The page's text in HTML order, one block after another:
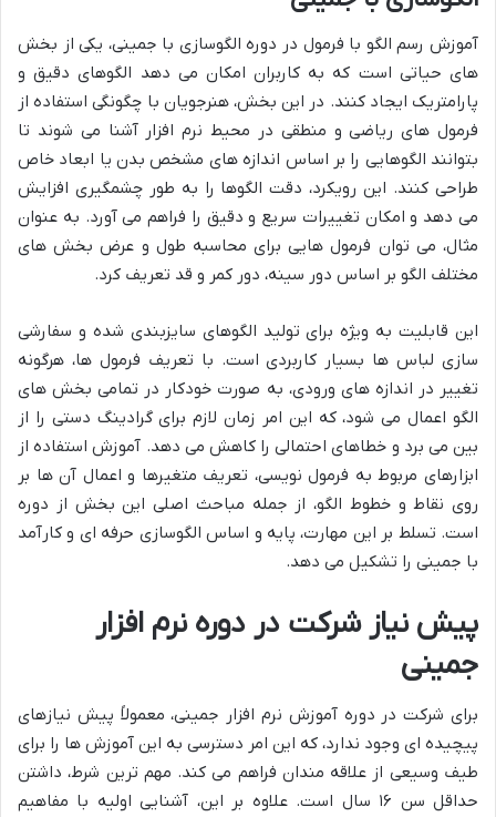
آموزش رسم الگو با فرمول در دوره الگوسازی با جمینی، یکی از بخش
های حیاتی است که به کاربران امکان می دهد الگوهای دقیق و
پارامتریک ایجاد کنند. در این بخش، هنرجویان با چگونگی استفاده از
فرمول های ریاضی و منطقی در محیط نرم افزار آشنا می شوند تا
بتوانند الگوهایی را بر اساس اندازه های مشخص بدن یا ابعاد خاص
طراحی کنند. این رویکرد، دقت الگوها را به طور چشمگیری افزایش
می دهد و امکان تغییرات سریع و دقیق را فراهم می آورد. به عنوان
مثال، می توان فرمول هایی برای محاسبه طول و عرض بخش های
مختلف الگو بر اساس دور سینه، دور کمر و قد تعریف کرد.
این قابلیت به ویژه برای تولید الگوهای سایزبندی شده و سفارشی
سازی لباس ها بسیار کاربردی است. با تعریف فرمول ها، هرگونه
تغییر در اندازه های ورودی، به صورت خودکار در تمامی بخش های
الگو اعمال می شود، که این امر زمان لازم برای گرادینگ دستی را از
بین می برد و خطاهای احتمالی را کاهش می دهد. آموزش استفاده از
ابزارهای مربوط به فرمول نویسی، تعریف متغیرها و اعمال آن ها بر
روی نقاط و خطوط الگو، از جمله مباحث اصلی این بخش از دوره
است. تسلط بر این مهارت، پایه و اساس الگوسازی حرفه ای و کارآمد
با جمینی را تشکیل می دهد.
پیش نیاز شرکت در دوره نرم افزار
جمینی
برای شرکت در دوره آموزش نرم افزار جمینی، معمولاً پیش نیازهای
پیچیده ای وجود ندارد، که این امر دسترسی به این آموزش ها را برای
طیف وسیعی از علاقه مندان فراهم می کند. مهم ترین شرط، داشتن
حداقل سن ۱۶ سال است. علاوه بر این، آشنایی اولیه با مفاهیم